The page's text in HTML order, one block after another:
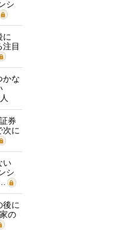
シ
に
注目
かな
券
次に
い
シ
後に
の